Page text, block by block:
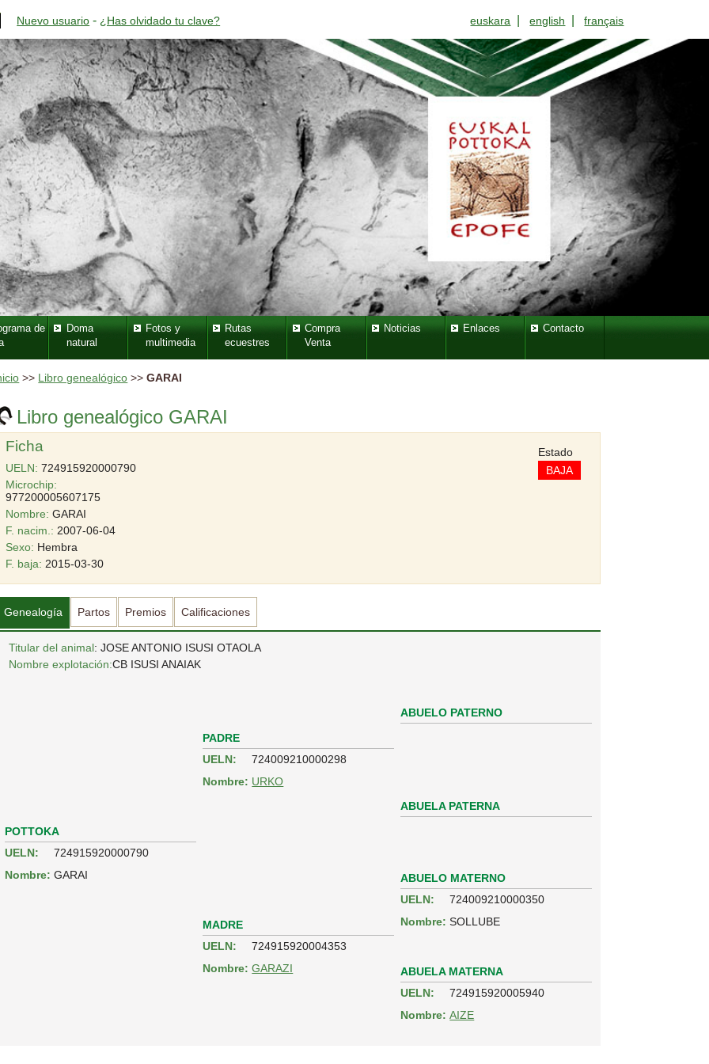
Nuevo usuario - ¿Has olvidado tu clave? euskara |english |français
de
Doma
natural
Fotos y
multimedia
Rutas
ecuestres
Compra
Venta
Noticias Enlaces Contacto
>> Libro genealógico >>GARAI
Libro genealógico GARAI
Ficha
UELN: 724915920000790
Microchip:
977200005607175
Nombre: GARAI
F. nacim.: 2007-06-04
Sexo: Hembra
Estado
BAJA
F. baja: 2015-03-30
Genealogía Partos Premios Calificaciones
Titular del animal: JOSE ANTONIO ISUSI OTAOLA
Nombre explotación:CB ISUSI ANAIAK
POTTOKA
UELN:
724915920000790
Nombre: GARAI
PADRE
UELN:
724009210000298
Nombre: URKO
ABUELO PATERNO
ABUELA PATERNA
MADRE
UELN:
724915920004353
Nombre: GARAZI
ABUELO MATERNO
UELN:
724009210000350
Nombre: SOLLUBE
ABUELA MATERNA
UELN:
724915920005940
Nombre: AIZE